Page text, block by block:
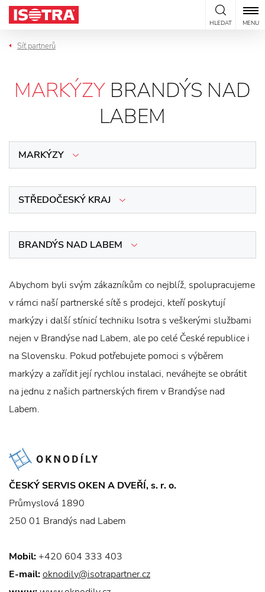
Přeskočit na obsah
HLEDAT MENU
Síť partnerů
MARKÝZY BRANDÝS NAD
LABEM
MARKÝZY
STŘEDOČESKÝ KRAJ
BRANDÝS NAD LABEM
Abychom byli svým zákazníkům co nejblíž, spolupracujeme
v rámci naší partnerské sítě s prodejci, kteří poskytují
markýzy i další stínicí techniku Isotra s veškerými službami
nejen v Brandýse nad Labem, ale po celé České republice i
na Slovensku. Pokud potřebujete pomoci s výběrem
markýzy a zařídit její rychlou instalaci, neváhejte se obrátit
na jednu z našich partnerských firem v Brandýse nad
Labem.
ČESKÝ SERVIS OKEN A DVEŘÍ, s. r. o.
Průmyslová 1890
250 01 Brandýs nad Labem
Mobil: +420 604 333 403
E-mail:oknodily@isotrapartner.cz